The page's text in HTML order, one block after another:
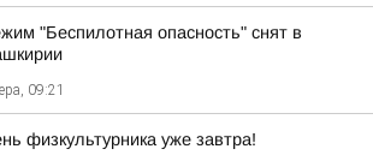
"Беспилотная опасность" снят в
09:21
физкультурника уже завтра!